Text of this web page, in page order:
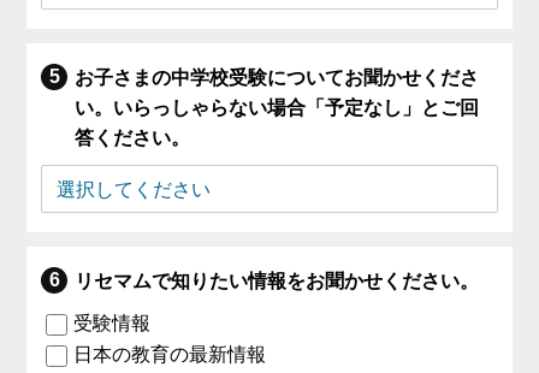
お子さまの中学校受験についてお聞かせくださ
い。いらっしゃらない場合「予定なし」とご回
答ください。
リセマムで知りたい情報をお聞かせください。
受験情報
日本の教育の最新情報